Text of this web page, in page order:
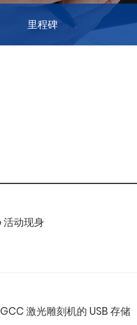
里程碑
动现身
激光雕刻机的 USB 存储